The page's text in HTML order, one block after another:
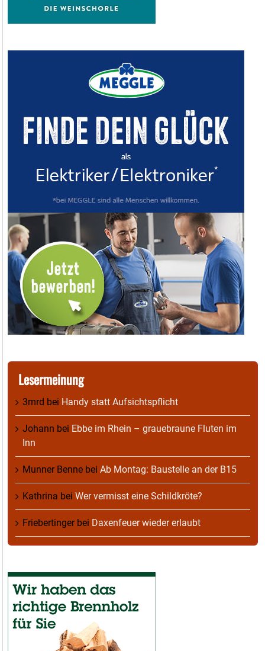
Lesermeinung
3mrd bei Handy statt Aufsichtspflicht
Johann bei Ebbe im Rhein – grauebraune Fluten im
Inn
Munner Benne bei Ab Montag: Baustelle an der B15
Kathrina bei Wer vermisst eine Schildkröte?
Friebertingerbei Daxenfeuer wieder erlaubt